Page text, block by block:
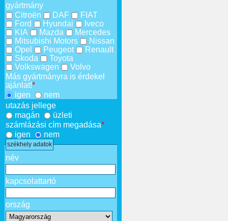
gyártmány
Citroën
DAF
FIAT
Ford
Hyundai
Iveco
KIA
Mazda
Mercedes
Mitsubishi Motors
Nissan
Opel
Peugeot
Renault
Skoda
Toyota
Volkswagen
Volvo
Más gyártmányra is érdekel
ajánlat!*
igen
nem
utazás jellege
magán
üzleti
számlázási cím megadása*
igen
nem
székhely adatok
név
kapcsolattartó
ország